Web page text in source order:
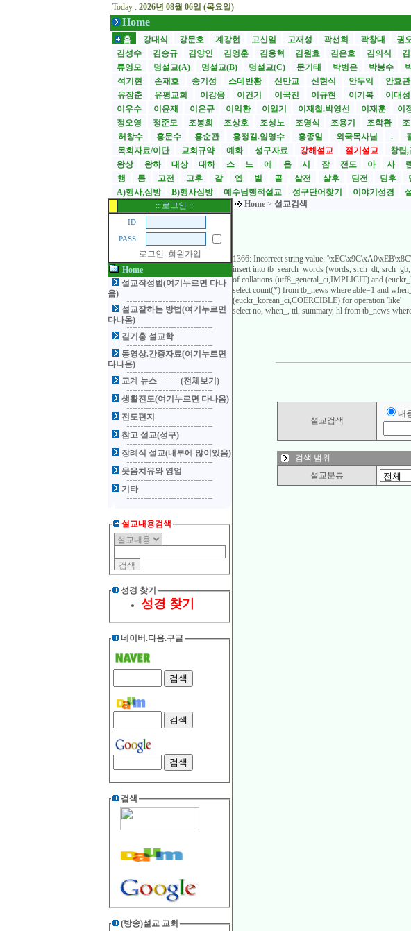
Today : 2026년 08월 06일 (목요일)
Home
홈
강대식 강문호 계강현 고신일 고재성 곽선희 곽창대 권
김성수
김승규 김양인 김영훈 김용혁 김원효 김은호 김의식
류영모
명설교(A) 명설교(B) 명설교(C) 문기태 박병은 박봉수
석기현
손재호 송기성 스데반황 신만교 신현식 안두익 안효관
유장춘
유평교회 이강웅 이건기 이국진 이규현 이기복 이대성
이우수
이윤재 이은규 이익환 이일기 이재철.박영선 이재훈 이
정오영
정준모 조봉희 조상호 조성노 조영식 조용기 조학환
허창수
홍문수 홍순관 홍정길.임영수 홍종일 외국목사님 .
목회자료/이단
교회규약 예화 성구자료 강해설교 절기설교 창립,
왕상
왕하 대상 대하 스 느 에 욥 시 잠 전도 아 사
행
롬 고전 고후 갈 엡 빌 골 살전 살후 딤전 딤후
A)행사,심방
B)행사심방 예수님행적설교 성구단어찾기 이야기성경
:: 로그인 ::
ID
PASS
로그인
회원가입
Home
설교작성법(여기누르면 다나
옴)
설교잘하는 방법(여기누르면
다나옴)
김기홍 설교학
동영상.간증자료(여기누르면
다나옴)
교계 뉴스 ------- (전체보기)
생활전도(여기누르면 다나옴)
전도편지
참고 설교(성구)
장례식 설교(내부에 많이있음)
웃음치유와 영업
기타
설교내용검색
성경 찾기
성경 찾기
네이버.다음.구글
검색
(방송)설교 교회
Home > 설교검색
1366: Incorrect string value:
insert into tb_search_words (words, srch_dt,
of collations (utf8_general_ci,IMPLICIT) and
select count(*) from tb_news where able=1 and
(euckr_korean_ci,COERCIBLE) for operation 'like'
select no, when_, ttl, summary, hl from tb_news
설교검색
내
검색 범위
설교분류